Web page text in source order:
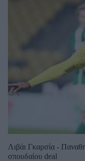
Λιβάι Γκαρσία -
σπουδαίου deal